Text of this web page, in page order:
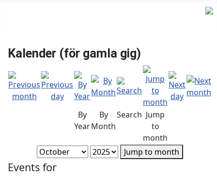
Kalender (för gamla gig)
By
Year
By
Month
Search Jump
to
month
Jump to month
Events for